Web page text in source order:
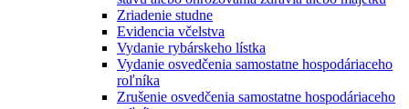
Zriadenie studne
Evidencia včelstva
Vydanie rybárskeho lístka
Vydanie osvedčenia samostatne hospodáriaceho
roľníka
Zrušenie osvedčenia samostatne hospodáriaceho